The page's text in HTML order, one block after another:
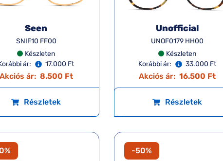
Seen
SNIF10 FF00
Készleten
ár:
17.000 Ft
Akciós ár: 8.500 Ft
Részletek
Unofficial
UNOF0179 HH00
Készleten
Korábbi ár:
33.000 Ft
Akciós ár: 16.500 Ft
Részletek
-50%